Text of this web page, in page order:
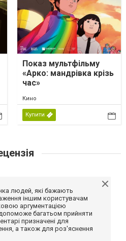
Показ мультфільму
«Арко: мандрівка крізь
час»
Кино
Купити
людей, які бажають
іншим користувачам
аргументацією
багатьом прийняти
призначені для
а також для роз'яснення